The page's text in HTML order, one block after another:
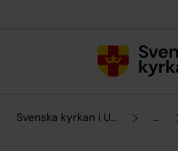
Svenska kyrkan i Uddevalla ...